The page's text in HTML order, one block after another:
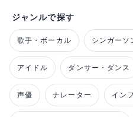
ジャンルで探す
歌手・ボーカル シンガーソ
アイドル ダンサー・ダンス
声優 ナレーター イン